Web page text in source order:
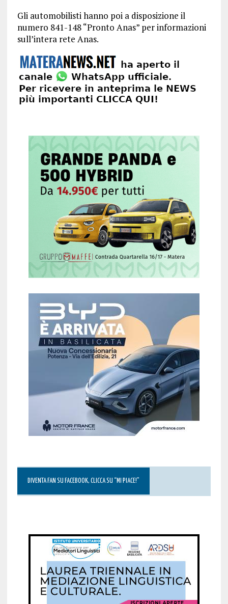
Gli automobilisti hanno poi a disposizione il
numero 841-148 “Pronto Anas” per informazioni
sull’intera rete Anas.
DIVENTA FAN SU FACEBOOK, CLICCA SU “MI PIACE!”